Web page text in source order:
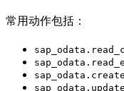
常用动作包括：